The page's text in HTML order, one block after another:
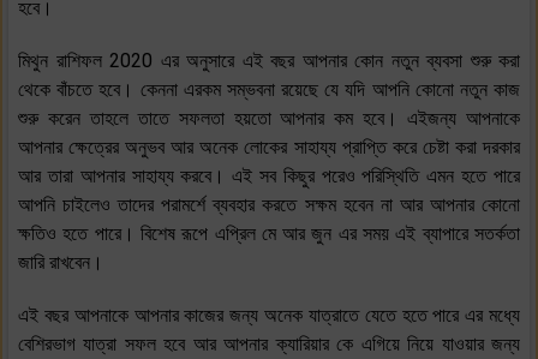
হবে।
মিথুন রাশিফল 2020 এর অনুসারে এই বছর আপনার কোন নতুন ব্যবসা শুরু করা
থেকে বাঁচতে হবে। কেননা এরকম সম্ভবনা রয়েছে যে যদি আপনি কোনো নতুন কাজ
শুরু করেন তাহলে তাতে সফলতা হয়তো আপনার কম হবে। এইজন্য আপনাকে
আপনার ক্ষেত্রের অনুভব আর অনেক লোকের সাহায্য প্রাপ্তি করে চেষ্টা করা দরকার
আর তারা আপনার সাহায্য করবে। এই সব কিছুর পরেও পরিস্থিতি এমন হতে পারে
আপনি চাইলেও তাদের পরামর্শে ব্যবহার করতে সক্ষম হবেন না আর আপনার কোনো
ক্ষতিও হতে পারে। বিশেষ রূপে এপ্রিল মে আর জুন এর সময় এই ব্যাপারে সতর্কতা
জারি রাখবেন।
এই বছর আপনাকে আপনার কাজের জন্য অনেক যাত্রাতে যেতে হতে পারে এর মধ্যে
বেশিরভাগ যাত্রা সফল হবে আর আপনার ক্যারিয়ার কে এগিয়ে নিয়ে যাওয়ার জন্য